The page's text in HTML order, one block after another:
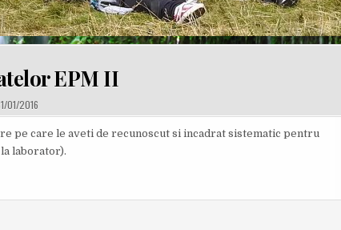
EPM II
01/2016
pe care le aveti de recunoscut si incadrat sistematic pentru
laborator).